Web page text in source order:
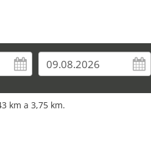
km a 3,75 km.